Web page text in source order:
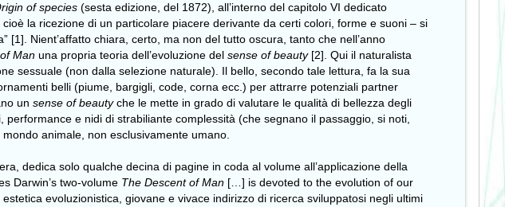
of species (sesta edizione, del 1872), all’interno del capitolo VI dedicato
la ricezione di un particolare piacere derivante da certi colori, forme e suoni – si
[1]. Nient’affatto chiara, certo, ma non del tutto oscura, tanto che nell’anno
Man una propria teoria dell’evoluzione del sense of beauty [2]. Qui il naturalista
sessuale (non dalla selezione naturale). Il bello, secondo tale lettura, fa la sua
belli (piume, bargigli, code, corna ecc.) per attrarre potenziali partner
un sense of beauty che le mette in grado di valutare le qualità di bellezza degli
e nidi di strabiliante complessità (che segnano il passaggio, si noti,
animale, non esclusivamente umano.
dedica solo qualche decina di pagine in coda al volume all’applicazione della
Darwin’s two-volume The Descent of Man […] is devoted to the evolution of our
evoluzionistica, giovane e vivace indirizzo di ricerca sviluppatosi negli ultimi